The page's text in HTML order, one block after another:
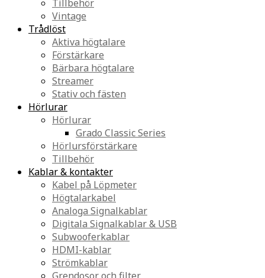
Tillbehör
Vintage
Trådlöst
Aktiva högtalare
Förstärkare
Bärbara högtalare
Streamer
Stativ och fästen
Hörlurar
Hörlurar
Grado Classic Series
Hörlursförstärkare
Tillbehör
Kablar & kontakter
Kabel på Löpmeter
Högtalarkabel
Analoga Signalkablar
Digitala Signalkablar & USB
Subwooferkablar
HDMI-kablar
Strömkablar